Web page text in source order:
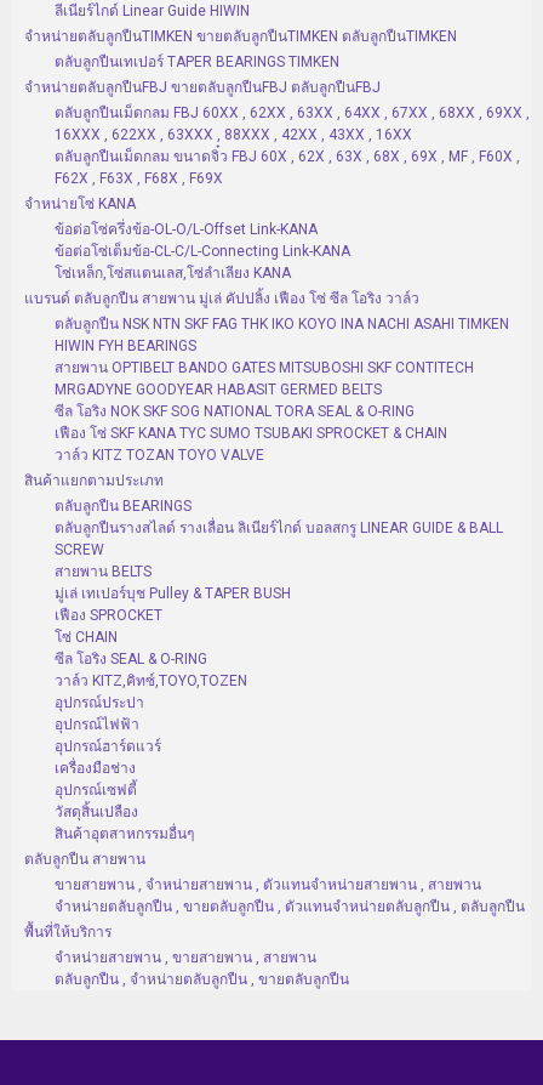
ลีเนียร์ไกด์ Linear Guide HIWIN
จำหน่ายตลับลูกปืนTIMKEN ขายตลับลูกปืนTIMKEN ตลับลูกปืนTIMKEN
ตลับลูกปืนเทเปอร์ TAPER BEARINGS TIMKEN
จำหน่ายตลับลูกปืนFBJ ขายตลับลูกปืนFBJ ตลับลูกปืนFBJ
ตลับลูกปืนเม็ดกลม FBJ 60XX , 62XX , 63XX , 64XX , 67XX , 68XX , 69XX ,
16XXX , 622XX , 63XXX , 88XXX , 42XX , 43XX , 16XX
ตลับลูกปืนเม็ดกลม ขนาดจิ๋ว FBJ 60X , 62X , 63X , 68X , 69X , MF , F60X ,
F62X , F63X , F68X , F69X
จำหน่ายโซ่ KANA
ข้อต่อโซ่ครึ่งข้อ-OL-O/L-Offset Link-KANA
ข้อต่อโซ่เต็มข้อ-CL-C/L-Connecting Link-KANA
โซ่เหล็ก,โซ่สแตนเลส,โซ่ลำเลียง KANA
แบรนด์ ตลับลูกปืน สายพาน มู่เล่ คัปปลิ้ง เฟือง โซ่ ซีล โอริง วาล์ว
ตลับลูกปืน NSK NTN SKF FAG THK IKO KOYO INA NACHI ASAHI TIMKEN
HIWIN FYH BEARINGS
สายพาน OPTIBELT BANDO GATES MITSUBOSHI SKF CONTITECH
MRGADYNE GOODYEAR HABASIT GERMED BELTS
ซีล โอริง NOK SKF SOG NATIONAL TORA SEAL & O-RING
เฟือง โซ่ SKF KANA TYC SUMO TSUBAKI SPROCKET & CHAIN
วาล์ว KITZ TOZAN TOYO VALVE
สินค้าแยกตามประเภท
ตลับลูกปืน BEARINGS
ตลับลูกปืนรางสไลด์ รางเลื่อน ลิเนียร์ไกด์ บอลสกรู LINEAR GUIDE & BALL
SCREW
สายพาน BELTS
มู่เล่ เทเปอร์บุช Pulley & TAPER BUSH
เฟือง SPROCKET
โซ่ CHAIN
ซีล โอริง SEAL & O-RING
วาล์ว KITZ,คิทซ์,TOYO,TOZEN
อุปกรณ์ประปา
อุปกรณ์ไฟฟ้า
อุปกรณ์ฮาร์ดแวร์
เครื่องมือช่าง
อุปกรณ์เซฟตี้
วัสดุสิ้นเปลือง
สินค้าอุตสาหกรรมอื่นๆ
ตลับลูกปืน สายพาน
ขายสายพาน , จำหน่ายสายพาน , ตัวแทนจำหน่ายสายพาน , สายพาน
จำหน่ายตลับลูกปืน , ขายตลับลูกปืน , ตัวแทนจำหน่ายตลับลูกปืน , ตลับลูกปืน
พื้นที่ให้บริการ
จำหน่ายสายพาน , ขายสายพาน , สายพาน
ตลับลูกปืน , จำหน่ายตลับลูกปืน , ขายตลับลูกปืน